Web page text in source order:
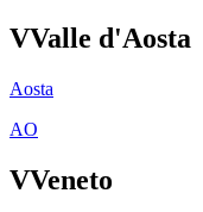
VValle d'Aosta
Aosta
AO
VVeneto